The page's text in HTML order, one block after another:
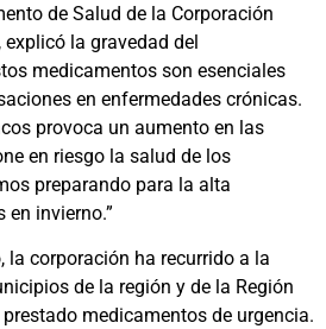
de Salud de la Corporación
la gravedad del
medicamentos son esenciales
en enfermedades crónicas.
provoca un aumento en las
en riesgo la salud de los
preparando para la alta
en invierno.”
la corporación ha recurrido a la
de la región y de la Región
medicamentos de urgencia.